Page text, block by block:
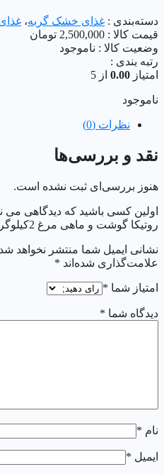
دسته‌بندی : غذای خشک گربه،
قیمت کالا : 2,500,000 تومان
وضعیت کالا : ناموجود
رتبه بندی :
امتیاز 0.00 از 5
ناموجود
نظرات (0)
نقد و بررسی‌ها
هنوز بررسی‌ای ثبت نشده است.
اولین کسی باشید که دیدگاهی
روتیکا گوشت و ماهی مرغ 2کیلوگرم”
نشانی ایمیل شما منتشر نخواهد
علامت‌گذاری شده‌اند *
امتیاز شما *
دیدگاه شما *
نام *
ایمیل *